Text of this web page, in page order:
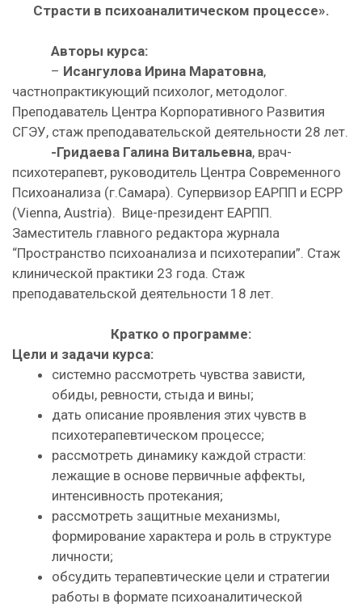
Страсти в психоаналитическом процессе».
Авторы курса:
– Исангулова Ирина Маратовна,
частнопрактикующий психолог, методолог.
Преподаватель Центра Корпоративного Развития
СГЭУ, стаж преподавательской деятельности 28 лет.
-Гридаева Галина Витальевна, врач-
психотерапевт, руководитель Центра Современного
Психоанализа (г.Самара). Супервизор ЕАРПП и ECPP
(Vienna, Austria). Вице-президент ЕАРПП.
Заместитель главного редактора журнала
“Пространство психоанализа и психотерапии”. Стаж
клинической практики 23 года. Стаж
преподавательской деятельности 18 лет.
Кратко о программе:
Цели и задачи курса:
системно рассмотреть чувства зависти,
обиды, ревности, стыда и вины;
дать описание проявления этих чувств в
психотерапевтическом процессе;
рассмотреть динамику каждой страсти:
лежащие в основе первичные аффекты,
интенсивность протекания;
рассмотреть защитные механизмы,
формирование характера и роль в структуре
личности;
обсудить терапевтические цели и стратегии
работы в формате психоаналитической